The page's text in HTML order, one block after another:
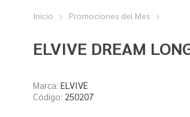
Inicio Promociones del Mes
ELVIVE DREAM
Marca: ELVIVE
Código: 250207